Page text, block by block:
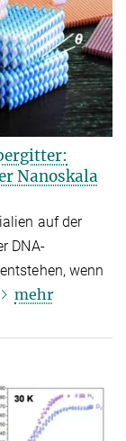
Nanoskala
auf der
DNA-
wenn
mehr